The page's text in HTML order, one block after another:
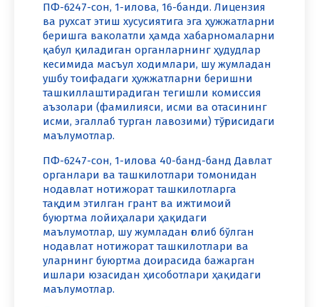
ПФ-6247-сон, 1-илова, 16-банди. Лицензия
ва рухсат этиш хусусиятига эга ҳужжатларни
беришга ваколатли ҳамда хабарномаларни
қабул қиладиган органларнинг ҳудудлар
кесимида масъул ходимлари, шу жумладан
ушбу тоифадаги ҳужжатларни беришни
ташкиллаштирадиган тегишли комиссия
аъзолари (фамилияси, исми ва отасининг
исми, эгаллаб турган лавозими) тўғрисидаги
маълумотлар.
ПФ-6247-сон, 1-илова 40-банд-банд Давлат
органлари ва ташкилотлари томонидан
нодавлат нотижорат ташкилотларга
тақдим этилган грант ва ижтимоий
буюртма лойиҳалари ҳақидаги
маълумотлар, шу жумладан ғолиб бўлган
нодавлат нотижорат ташкилотлари ва
уларнинг буюртма доирасида бажарган
ишлари юзасидан ҳисоботлари ҳақидаги
маълумотлар.